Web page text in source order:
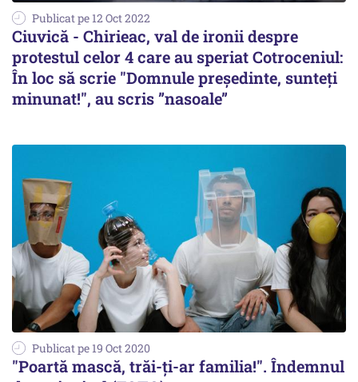
Publicat pe 12 Oct 2022
Ciuvică - Chirieac, val de ironii despre
protestul celor 4 care au speriat Cotroceniul:
În loc să scrie "Domnule preşedinte, sunteţi
minunat!", au scris ”nasoale”
Publicat pe 19 Oct 2020
"Poartă mască, trăi-ți-ar familia!". Îndemnul